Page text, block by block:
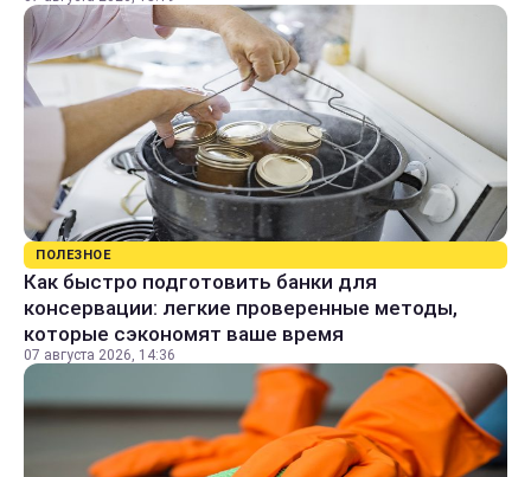
ПОЛЕЗНОЕ
Как быстро подготовить банки для
консервации: легкие проверенные методы,
которые сэкономят ваше время
07 августа 2026, 14:36